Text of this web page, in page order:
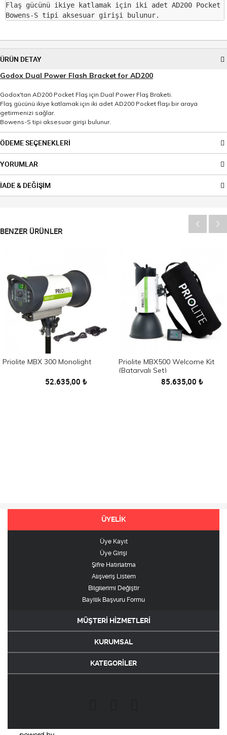
Flaş gücünü ikiye katlamak için iki adet AD200
ÜRÜN DETAY
Godox Dual Power Flash Bracket for AD200
Godox'tan AD200 Pocket Flaş için Dual Power Flaş Braketi.
Flaş gücünü ikiye katlamak için iki adet AD200 Pocket flaşı bir araya
getirmenizi sağlar.
Bowens-S tipi aksesuar girişi bulunur.
ÖDEME SEÇENEKLERİ
YORUMLAR
İADE & DEĞİŞİM
BENZER ÜRÜNLER
Priolite MBX 300 Monolight
52.635,00 ₺
Priolite MBX500 Welcome Kit
(Bataryalı Set)
85.635,00 ₺
ÜYELİK
Üye Kayıt
Üye Girişi
Şifre Hatırlatma
Alışveriş Listem
Bilgilerimi Değiştir
Bayilik Başvuru Formu
MÜŞTERİ HİZMETLERİ
KURUMSAL
KATEGORİLER